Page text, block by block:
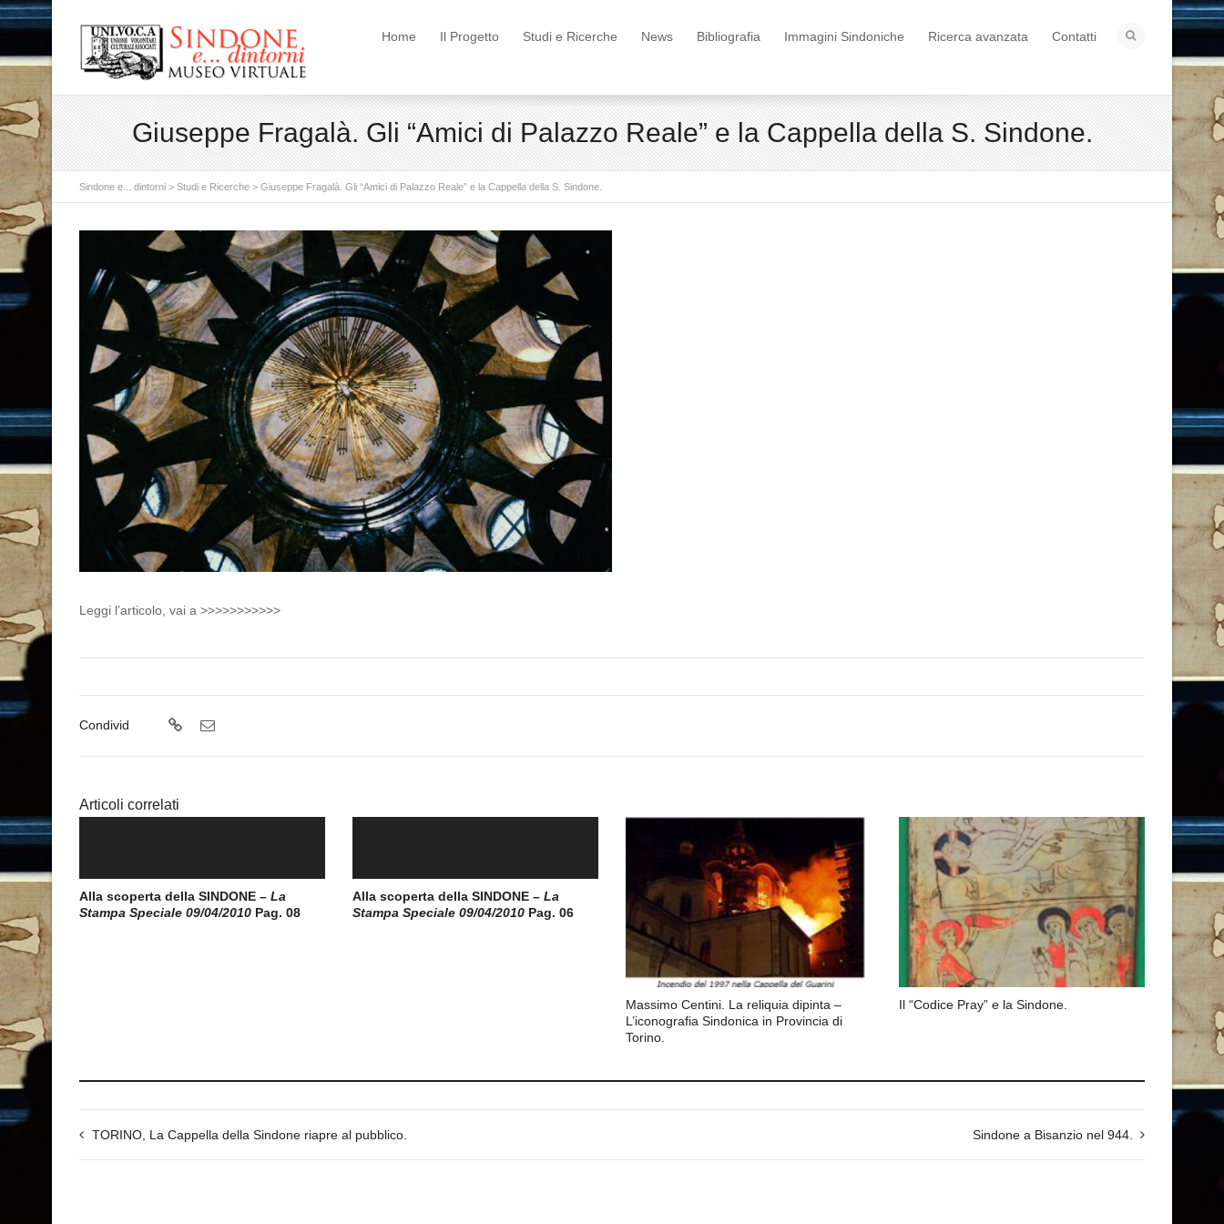
Home Il Progetto Studi e Ricerche News Bibliografia Immagini Sindoniche Ricerca avanzata Contatti
Giuseppe Fragalà. Gli “Amici di Palazzo Reale” e la Cappella della S. Sindone.
Sindone e... dintorni > Studi e Ricerche > Giuseppe Fragalà. Gli “Amici di Palazzo Reale” e la Cappella della S. Sindone.
Leggi l’articolo, vai a >>>>>>>>>>>
Condivid
Articoli correlati
Alla scoperta della SINDONE – La
Stampa Speciale 09/04/2010 Pag. 08
Alla scoperta della SINDONE – La
Stampa Speciale 09/04/2010 Pag. 06
Massimo Centini. La reliquia dipinta –
L’iconografia Sindonica in Provincia di
Torino.
Il “Codice Pray” e la Sindone.
TORINO, La Cappella della Sindone riapre al pubblico. Sindone a Bisanzio nel 944.